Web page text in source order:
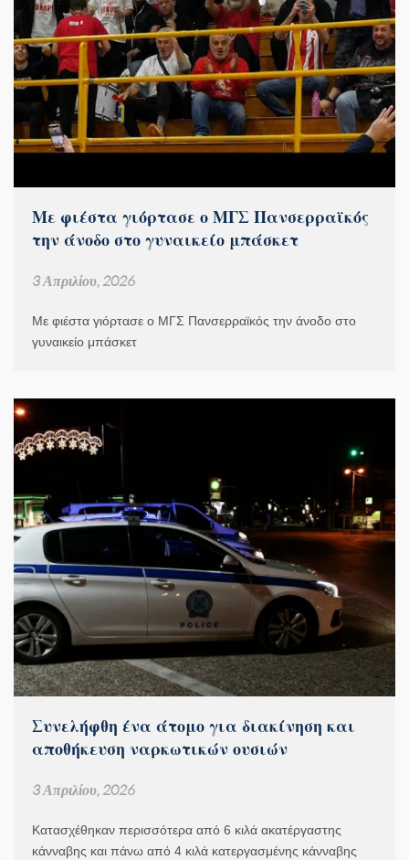
Με φιέστα γιόρτασε ο ΜΓΣ Πανσερραϊκός
την άνοδο στο γυναικείο μπάσκετ
3 Απριλίου, 2026
Με φιέστα γιόρτασε ο ΜΓΣ Πανσερραϊκός την άνοδο στο
γυναικείο μπάσκετ
Συνελήφθη ένα άτομο για διακίνηση και
αποθήκευση ναρκωτικών ουσιών
3 Απριλίου, 2026
Κατασχέθηκαν περισσότερα από 6 κιλά ακατέργαστης
κάνναβης και πάνω από 4 κιλά κατεργασμένης κάνναβης